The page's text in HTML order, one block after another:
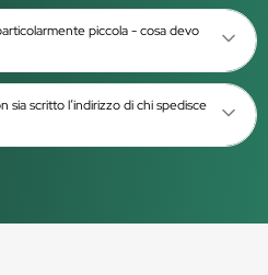
piccola - cosa devo
sia scritto l’indirizzo di chi spedisce